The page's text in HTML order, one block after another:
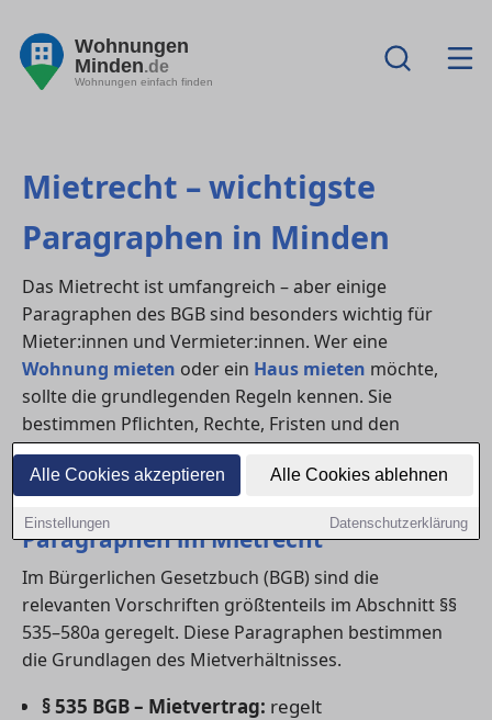
Alle Cookies akzeptieren Alle Cookies ablehnen
Einstellungen Datenschutzerklärung
Wohnungen
Minden.de
Wohnungen einfach finden
Mietrecht – wichtigste
Paragraphen in Minden
Das Mietrecht ist umfangreich – aber einige
Paragraphen des BGB sind besonders wichtig für
Mieter:innen und Vermieter:innen. Wer eine
Wohnung mieten oder ein Haus mieten möchte,
sollte die grundlegenden Regeln kennen. Sie
bestimmen Pflichten, Rechte, Fristen und den
Umgang mit Mängeln im Mietverhältnis.
1) Übersicht der wichtigsten
Paragraphen im Mietrecht
Im Bürgerlichen Gesetzbuch (BGB) sind die
relevanten Vorschriften größtenteils im Abschnitt §§
535–580a geregelt. Diese Paragraphen bestimmen
die Grundlagen des Mietverhältnisses.
§ 535 BGB – Mietvertrag: regelt